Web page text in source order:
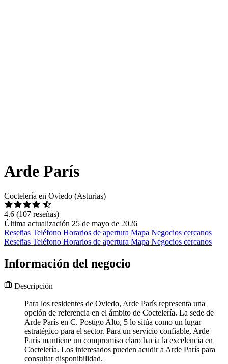
Arde París
Coctelería en Oviedo (Asturias)
4.6 (107 reseñas)
Última actualización 25 de mayo de 2026
Reseñas Teléfono Horarios de apertura Mapa Negocios cercanos
Reseñas Teléfono Horarios de apertura Mapa Negocios cercanos
Información del negocio
Descripción
Para los residentes de Oviedo, Arde París representa una
opción de referencia en el ámbito de Coctelería. La sede de
Arde París en C. Postigo Alto, 5 lo sitúa como un lugar
estratégico para el sector. Para un servicio confiable, Arde
París mantiene un compromiso claro hacia la excelencia en
Coctelería. Los interesados pueden acudir a Arde París para
consultar disponibilidad.